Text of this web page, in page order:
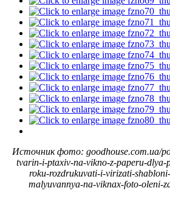
Источник фото: goodhouse.com.ua/
tvarin-i-ptaxiv-na-vikno-z-paperu-
roku-rozdrukuvati-i-virizati-
malyuvannya-na-viknax-foto-oleni-